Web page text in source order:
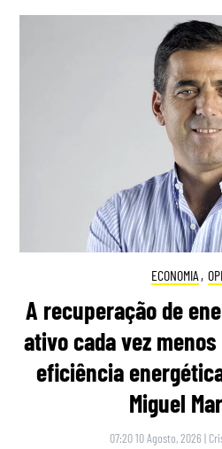
ECONOMIA ,
A recuperação de
ativo cada vez
eficiência
Miguel
07:20 10 Agosto, 2026 |